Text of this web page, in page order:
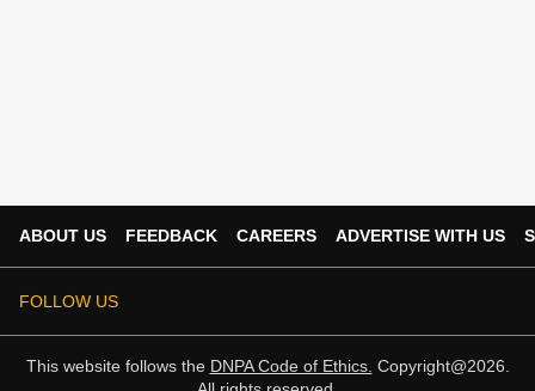
ABOUT US FEEDBACK CAREERS ADVERTISE WITH US
FOLLOW US
This website follows the DNPA Code of Ethics. Copyright@2026.